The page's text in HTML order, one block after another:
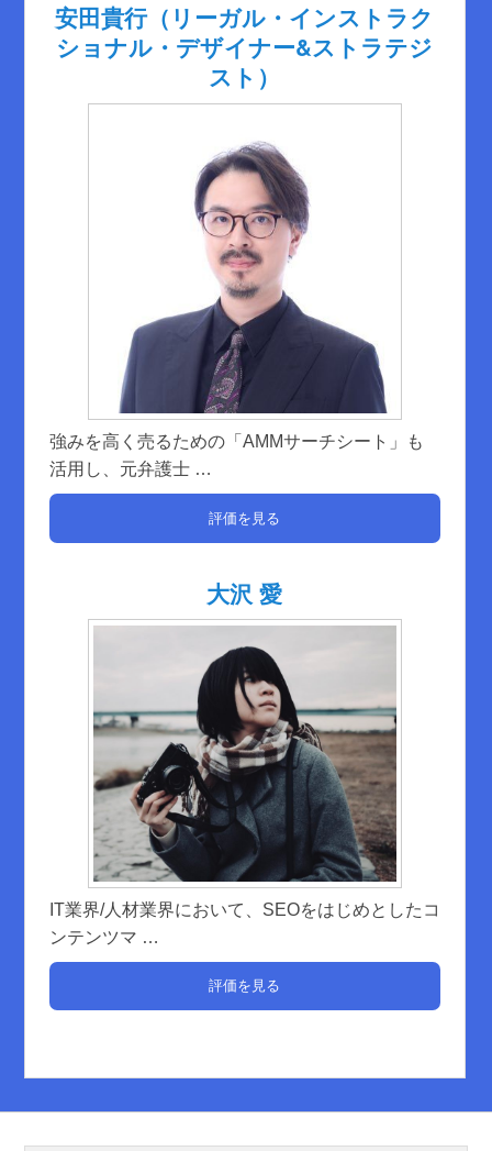
安田貴行（リーガル・インストラク
ショナル・デザイナー&ストラテジ
スト）
強みを高く売るための「AMMサーチシート」も
活用し、元弁護士 …
評価を見る
大沢 愛
IT業界/人材業界において、SEOをはじめとしたコ
ンテンツマ …
評価を見る